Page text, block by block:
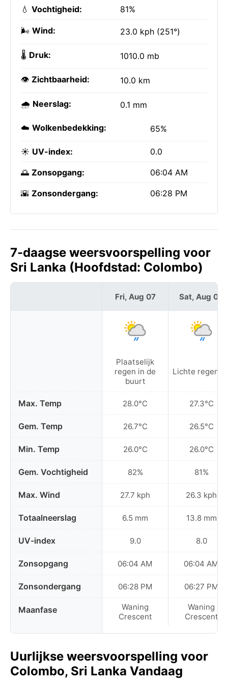
💧 Vochtigheid: 81%
🌬️ Wind: 23.0 kph (251°)
🌡️ Druk: 1010.0 mb
👁️ Zichtbaarheid: 10.0 km
🌧️ Neerslag: 0.1 mm
☁️ Wolkenbedekking: 65%
☀️ UV-index: 0.0
🌅 Zonsopgang: 06:04 AM
🌇 Zonsondergang: 06:28 PM
7-daagse weersvoorspelling voor
Sri Lanka (Hoofdstad: Colombo)
Max. Temp
Gem. Temp
Min. Temp
Gem. Vochtigheid
Max. Wind
Totaalneerslag
UV-index
Zonsopgang
Zonsondergang
Maanfase
Fri, Aug 07
Plaatselijk
regen in de
buurt
28.0°C
26.7°C
26.0°C
82%
27.7 kph
6.5 mm
9.0
06:04 AM
06:28 PM
Waning
Crescent
Sat, Aug 08
Lichte
27.3°C
26.5°C
26.0°C
81%
26.3 kph
13.8 mm
8.0
06:04 AM
06:27 PM
Waning
Crescent
Uurlijkse weersvoorspelling voor
Colombo, Sri Lanka Vandaag